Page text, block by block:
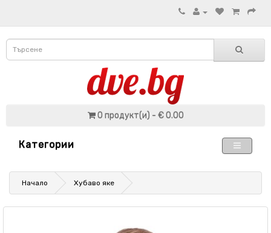
0 продукт(и) - € 0.00
Категории
Начало Хубаво яке